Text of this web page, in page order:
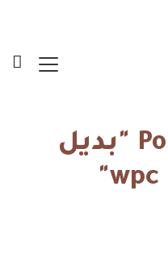
Posts Tagged "بديل